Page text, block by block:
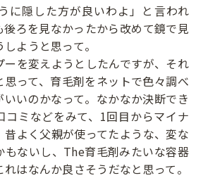
に隠した方が良いわよ」と言われ
ろを見なかったから改めて鏡で見
ようと思って。
ーを変えようとしたんですが、それ
って、育毛剤をネットで色々調べ
いいのかなって。なかなか決断でき
コミなどをみて、1回目からマイナ
よく父親が使ってたような、変な
もないし、The育毛剤みたいな容器
はなんか良さそうだなと思って。